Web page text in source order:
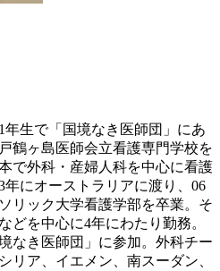
年生で「国境なき医師団」にあ
鶴ヶ島医師会立看護専門学校を
で外科・産婦人科を中心に看護
年にオーストラリアに渡り、06
リック大学看護学部を卒業。そ
どを中心に4年にわたり勤務。
なき医師団」に参加。外科チー
リア、イエメン、南スーダン、